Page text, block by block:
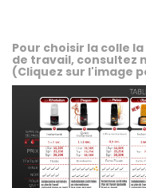
Pour choisir la colle
de travail, consultez
(Cliquez sur l'image